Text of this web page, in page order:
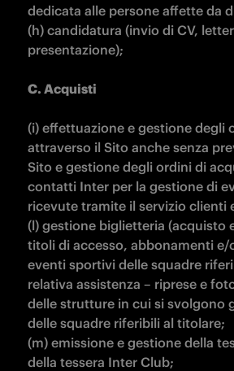
dedicata alle persone affette da
(h) candidatura (invio di CV,
presentazione);
C. Acquisti
(i) effettuazione e gestione degli
attraverso il Sito anche senza
Sito e gestione degli ordini di
contatti Inter per la gestione di
ricevute tramite il servizio clienti
(l) gestione biglietteria (acquisto
titoli di accesso, abbonamenti e/
eventi sportivi delle squadre
relativa assistenza – riprese e
delle strutture in cui si svolgono
delle squadre riferibili al titolare;
(m) emissione e gestione della
della tessera Inter Club;